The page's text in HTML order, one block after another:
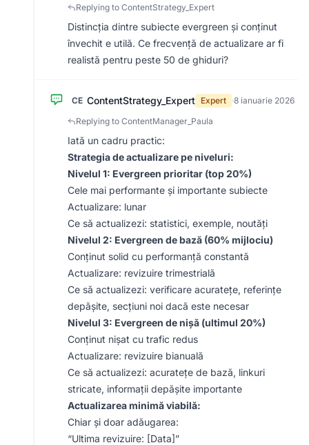
Replying to ContentStrategy_Expert
Distincția dintre subiecte evergreen și conținut
învechit e utilă. Ce frecvență de actualizare ar fi
realistă pentru peste 50 de ghiduri?
CE ContentStrategy_Expert Expert ·8 ianuarie 2026
Replying to ContentManager_Paula
Iată un cadru practic:
Strategia de actualizare pe niveluri:
Nivelul 1: Evergreen prioritar (top 20%)
Cele mai performante și importante subiecte
Actualizare: lunar
Ce să actualizezi: statistici, exemple, noutăți
Nivelul 2: Evergreen de bază (60% mijlociu)
Conținut solid cu performanță constantă
Actualizare: revizuire trimestrială
Ce să actualizezi: verificare acuratețe, referințe
depășite, secțiuni noi dacă este necesar
Nivelul 3: Evergreen de nișă (ultimul 20%)
Conținut nișat cu trafic redus
Actualizare: revizuire bianuală
Ce să actualizezi: acuratețe de bază, linkuri
stricate, informații depășite importante
Actualizarea minimă viabilă:
Chiar și doar adăugarea:
“Ultima revizuire: [Data]”